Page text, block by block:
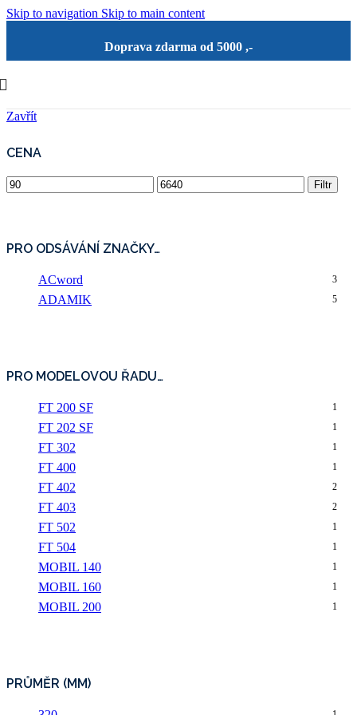
Skip to navigation Skip to main content
Doprava zdarma od 5000 ,-
Zavřít
CENA
Minimální
cena
Maximální
cena
Filtr
PRO ODSÁVÁNÍ ZNAČKY…
ACword 3
ADAMIK 5
PRO MODELOVOU ŘADU…
FT 200 SF 1
FT 202 SF 1
FT 302 1
FT 400 1
FT 402 2
FT 403 2
FT 502 1
FT 504 1
MOBIL 140 1
MOBIL 160 1
MOBIL 200 1
PRŮMĚR (MM)